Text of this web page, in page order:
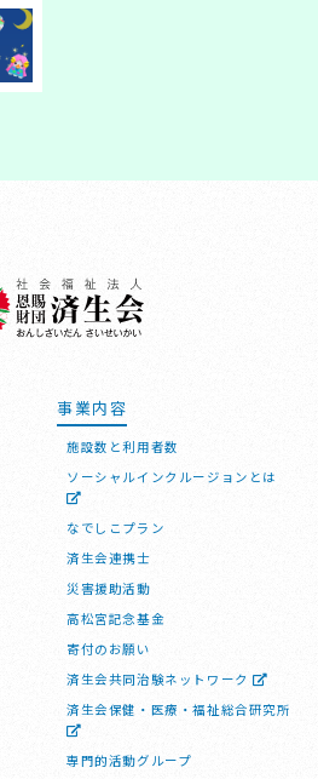
事業内容
施設数と利用者数
ソーシャルインクルージョンとは
なでしこプラン
済生会連携士
災害援助活動
高松宮記念基金
寄付のお願い
済生会共同治験ネットワーク
済生会保健・医療・福祉総合研究所
専門的活動グループ